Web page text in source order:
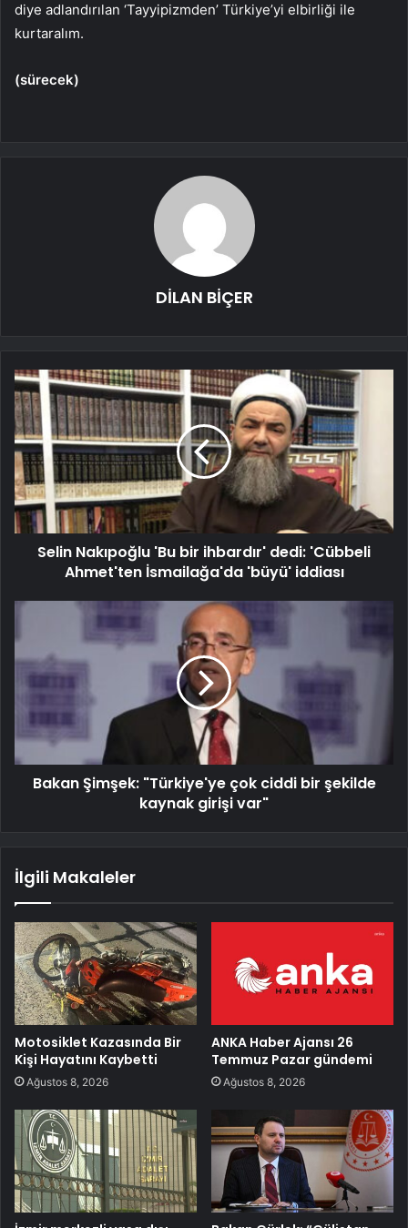
diye adlandırılan ‘Tayyipizmden’ Türkiye’yi elbirliği ile
kurtaralım.
(sürecek)
DİLAN BİÇER
Selin Nakıpoğlu 'Bu bir ihbardır' dedi: 'Cübbeli
Ahmet'ten İsmailağa'da 'büyü' iddiası
Bakan Şimşek: "Türkiye'ye çok ciddi bir şekilde
kaynak girişi var"
İlgili Makaleler
Motosiklet Kazasında Bir
Kişi Hayatını Kaybetti
Ağustos 8, 2026
ANKA Haber Ajansı 26
Temmuz Pazar gündemi
Ağustos 8, 2026